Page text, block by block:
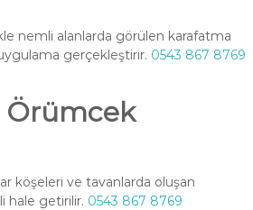
nemli alanlarda görülen karafatma
gerçekleştirir. 0543 867 8769
Örümcek
köşeleri ve tavanlarda oluşan
hale getirilir. 0543 867 8769